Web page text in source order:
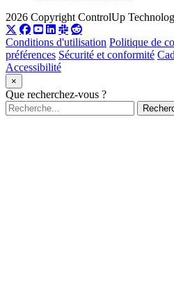
2026 Copyright ControlUp
Conditions d'utilisation Politique de
préférences Sécurité et conformité
Accessibilité
×
Que recherchez-vous ?